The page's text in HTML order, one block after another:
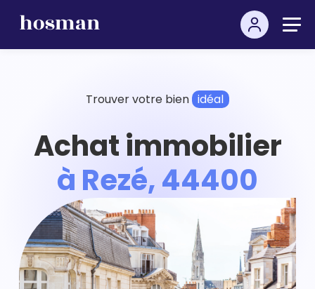
Trouver votre bien idéal
Achat immobilier
à Rezé, 44400